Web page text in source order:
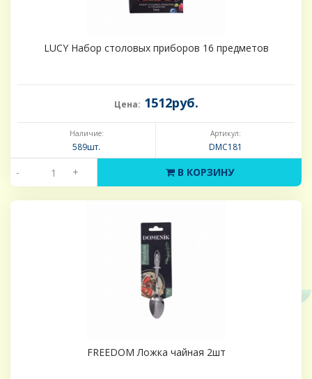
LUCY Набор столовых приборов 16 предметов
Цена: 1512руб.
Наличие:
589шт.
Артикул:
DMC181
- + В КОРЗИНУ
FREEDOM Ложка чайная 2шт